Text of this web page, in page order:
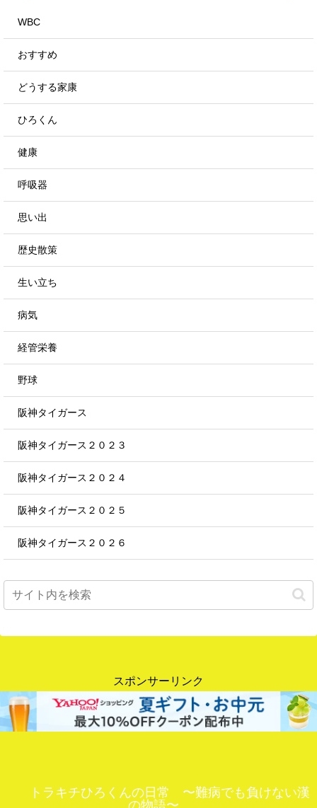
WBC
おすすめ
どうする家康
ひろくん
健康
呼吸器
思い出
歴史散策
生い立ち
病気
経管栄養
野球
阪神タイガース
阪神タイガース２０２３
阪神タイガース２０２４
阪神タイガース２０２５
阪神タイガース２０２６
スポンサーリンク
トラキチひろくんの日常 〜難病でも負けない漢
の物語〜